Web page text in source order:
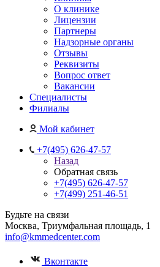
О клинике
Лицензии
Партнеры
Надзорные органы
Отзывы
Реквизиты
Вопрос ответ
Вакансии
Специалисты
Филиалы
Мой кабинет
+7(495) 626-47-57
Назад
Обратная связь
+7(495) 626-47-57
+7(499) 251-46-51
Будьте на связи
Москва, Триумфальная площадь, 1
info@kmmedcenter.com
Вконтакте